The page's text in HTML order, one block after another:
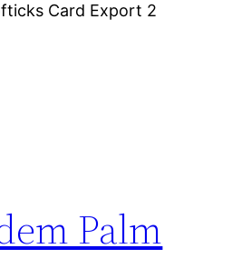
Card Export 2
Palm